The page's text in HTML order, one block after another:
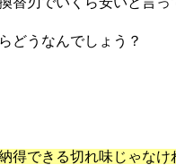
どうなんでしょう？
得できる切れ味じゃなけ